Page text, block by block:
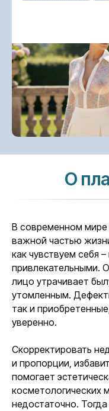
О
В современном мире
важной частью
как чувствуем себя
привлекательными.
лицо утрачивает
утомленным.
так и
уверенно.
Скорректировать
и пропорции,
помогает
косметологических
недостаточно.